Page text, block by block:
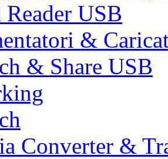
Reader USB
&
& Share USB
Converter &